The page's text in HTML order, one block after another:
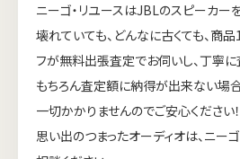
ニーゴ・リユースはJBLのスピーカー
壊れていても、どんなに古くても、商
フが無料出張査定でお伺いし、丁寧に
もちろん査定額に納得が出来ない場
一切かかりませんのでご安心ください！
思い出のつまったオーディオは、ニー